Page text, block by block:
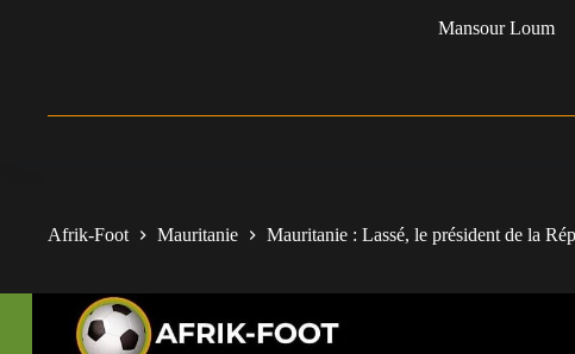
Mansour Loum
Afrik-Foot Mauritanie Mauritanie : Lassé, le président de la